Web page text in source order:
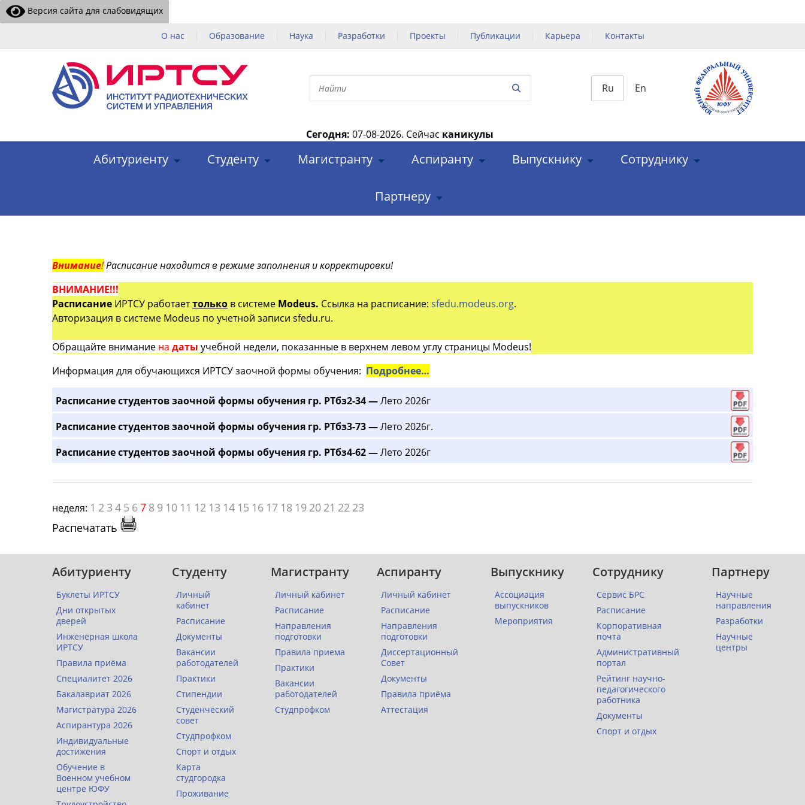
Версия сайта для слабовидящих
О нас Образование Наука Разработки Проекты Публикации Карьера Контакты
Ru En
Сегодня: 07-08-2026. Сейчас каникулы
Абитуриенту Студенту Магистранту Аспиранту Выпускнику Сотруднику
Партнеру
Внимание!Расписание находится в режиме заполнения и корректировки!
ВНИМАНИЕ!!!
Расписание ИРТСУ работаеттолько в системе Modeus. Ссылка на расписание: sfedu.modeus.org.
Авторизация в системе Modeus по учетной записи sfedu.ru.
Обращайте внимание на даты учебной недели, показанные в верхнем левом углу страницы Modeus!
Информация для обучающихся ИРТСУ заочной формы обучения: Подробнее…
Расписание студентов заочной формы обучения гр. РТбз2-34 —Лето 2026г
Расписание студентов заочной формы обучения гр. РТбз3-73 —Лето 2026г.
Расписание студентов заочной формы обучения гр. РТбз4-62 —Лето 2026г
неделя: 1 2 3 4 5 67 8 9 10 11 12 13 14 15 16 17 18 19 20 21 22 23
Распечатать
Абитуриенту
Буклеты ИРТСУ
Дни открытых
дверей
Инженерная школа
ИРТСУ
Правила приёма
Специалитет 2026
Бакалавриат 2026
Магистратура 2026
Аспирантура 2026
Индивидуальные
достижения
Обучение в
Военном учебном
центре ЮФУ
Студенту
Личный
кабинет
Расписание
Документы
Вакансии
работодателей
Практики
Стипендии
Студенческий
совет
Студпрофком
Спорт и отдых
Карта
студгородка
Проживание
Магистранту
Личный кабинет
Расписание
Направления
подготовки
Правила приема
Практики
Вакансии
работодателей
Студпрофком
Аспиранту
Личный кабинет
Расписание
Направления
подготовки
Диссертационный
Совет
Документы
Правила приёма
Аттестация
Выпускнику
Ассоциация
выпускников
Мероприятия
Сотруднику
Сервис БРС
Расписание
Корпоративная
почта
Административный
портал
Рейтинг научно-
педагогического
работника
Документы
Спорт и отдых
Партнеру
Научные
направления
Разработки
Научные
центры